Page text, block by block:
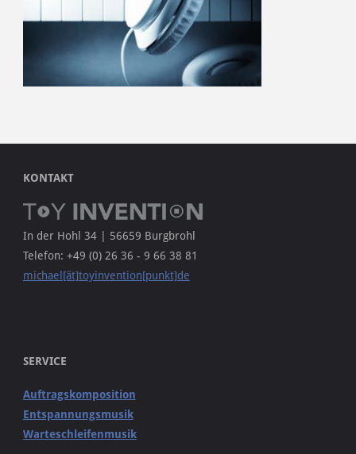
KONTAKT
In der Hohl 34 | 56659 Burgbrohl
Telefon: +49 (0) 26 36 - 9 66 38 81
michael[ät]toyinvention[punkt]de
SERVICE
Auftragskomposition
Entspannungsmusik
Warteschleifenmusik